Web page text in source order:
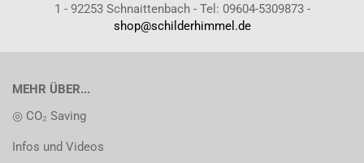
1 - 92253 Schnaittenbach - Tel: 09604-5309873 -
shop@schilderhimmel.de
MEHR ÜBER...
◎ CO₂ Saving
Infos und Videos